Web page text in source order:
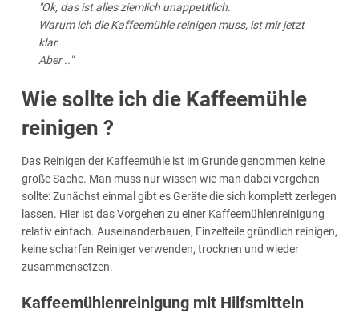
"Ok, das ist alles ziemlich unappetitlich.
Warum ich die Kaffeemühle reinigen muss, ist mir jetzt
klar.
Aber .."
Wie sollte ich die Kaffeemühle
reinigen ?
Das Reinigen der Kaffeemühle ist im Grunde genommen keine
große Sache. Man muss nur wissen wie man dabei vorgehen
sollte: Zunächst einmal gibt es Geräte die sich komplett zerlegen
lassen. Hier ist das Vorgehen zu einer Kaffeemühlenreinigung
relativ einfach. Auseinanderbauen, Einzelteile gründlich reinigen,
keine scharfen Reiniger verwenden, trocknen und wieder
zusammensetzen.
Kaffeemühlenreinigung mit Hilfsmitteln